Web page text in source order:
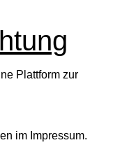
Plattform zur
im Impressum.